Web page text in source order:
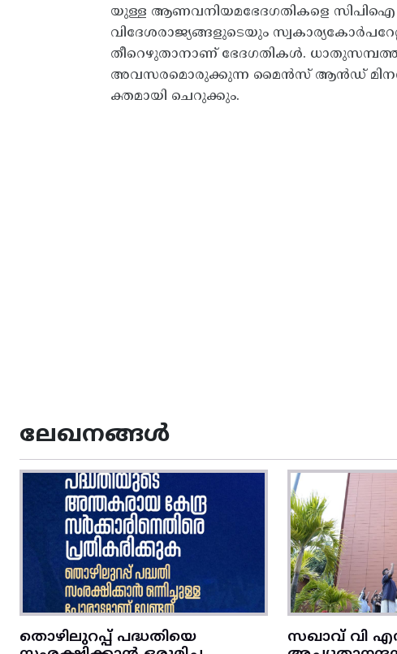
യുള്ള ആണവനിയമഭേദഗതികളെ സിപിഐ
വിദേശരാജ്യങ്ങളുടെയും
തീറെഴുതാനാണ്‌ ഭേദഗതികൾ.
അവസരമൊരുക്കുന്ന മൈൻസ്‌ ആൻഡ്‌
ക്തമായി ചെറുക്കും.
ലേഖനങ്ങൾ
തൊഴിലുറപ്പ് പദ്ധതിയെ
സഖാവ് വി